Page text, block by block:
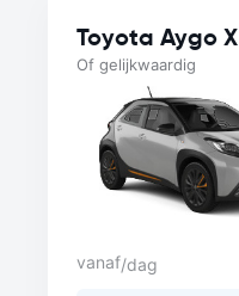
Toyota Aygo X
Of gelijkwaardig
vanaf/dag